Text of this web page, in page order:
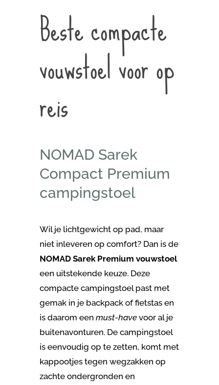
Beste compacte
vouwstoel voor op
reis
NOMAD Sarek
Compact Premium
campingstoel
Wil je lichtgewicht op pad, maar
niet inleveren op comfort? Dan is de
NOMAD Sarek Premium vouwstoel
een uitstekende keuze. Deze
compacte campingstoel past met
gemak in je backpack of fietstas en
is daarom een must-havevoor al je
buitenavonturen. De campingstoel
is eenvoudig op te zetten, komt met
kappootjes tegen wegzakken op
zachte ondergronden en